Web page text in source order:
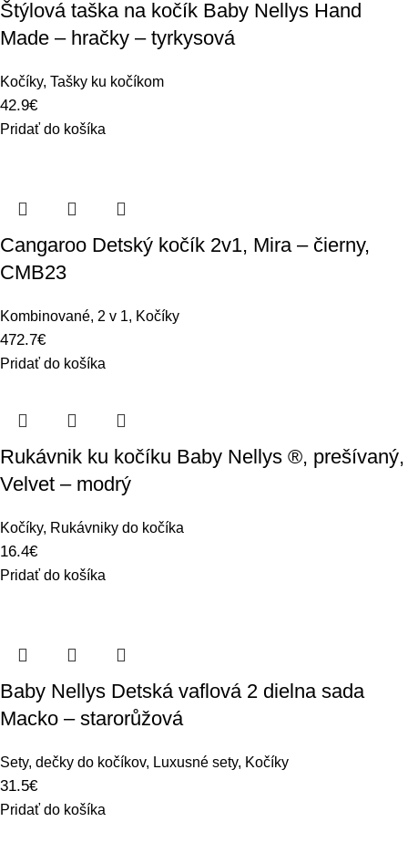
Štýlová taška na kočík Baby Nellys Hand
Made – hračky – tyrkysová
Kočíky, Tašky ku kočíkom
42.9€
Pridať do košíka
Cangaroo Detský kočík 2v1, Mira – čierny,
CMB23
Kombinované, 2 v 1, Kočíky
472.7€
Pridať do košíka
Rukávnik ku kočíku Baby Nellys ®, prešívaný,
Velvet – modrý
Kočíky, Rukávniky do kočíka
16.4€
Pridať do košíka
Baby Nellys Detská vaflová 2 dielna sada
Macko – starorůžová
Sety, dečky do kočíkov, Luxusné sety, Kočíky
31.5€
Pridať do košíka